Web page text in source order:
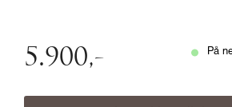
5.900,- På